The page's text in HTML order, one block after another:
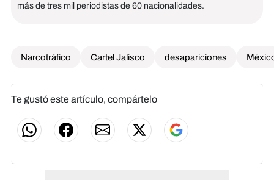
más de tres mil periodistas de 60 nacionalidades.
Narcotráfico Cartel Jalisco desapariciones
Te gustó este artículo, compártelo